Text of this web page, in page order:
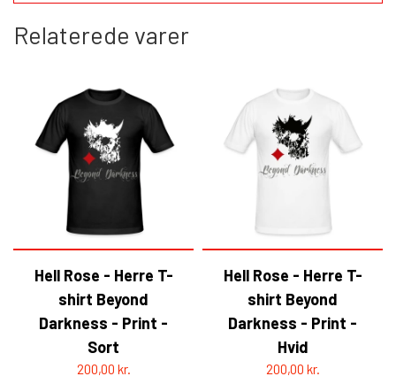
Relaterede varer
Hell Rose - Herre T-
shirt Beyond
Darkness - Print -
Sort
200,00 kr.
Hell Rose - Herre T-
shirt Beyond
Darkness - Print -
Hvid
200,00 kr.